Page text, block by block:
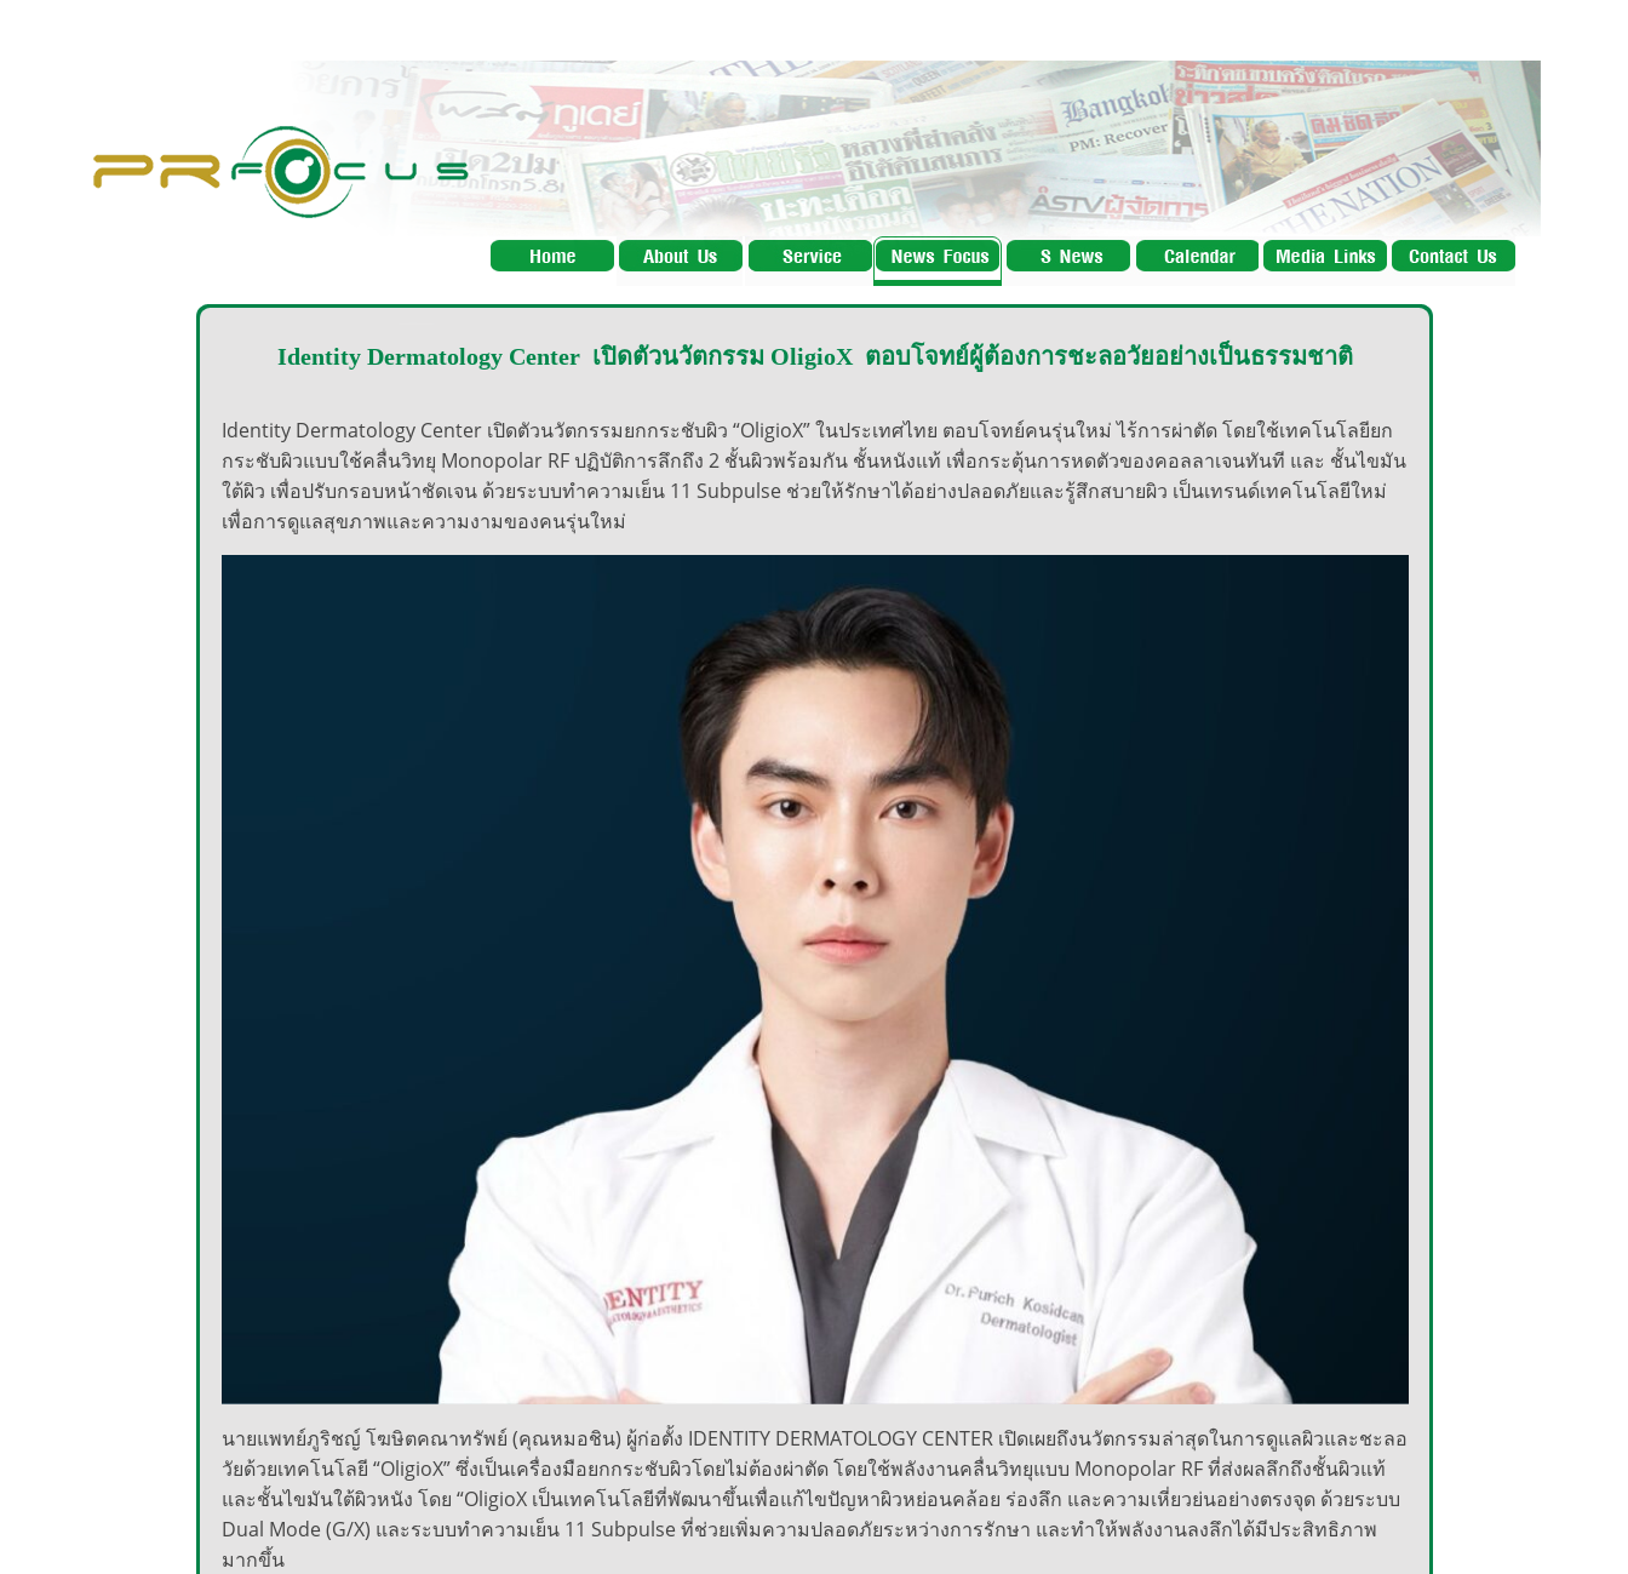
Identity Dermatology Center เปิดตัวนวัตกรรม OligioX ตอบโจทย์ผู้ต้องการชะลอวัยอย่างเป็นธรรมชาติ
Identity Dermatology Center เปิดตัวนวัตกรรมยกกระชับผิว “OligioX” ในประเทศไทย ตอบโจทย์คนรุ่นใหม่ ไร้การผ่าตัด โดยใช้เทคโนโลยียก
กระชับผิวแบบใช้คลื่นวิทยุ Monopolar RF ปฏิบัติการลึกถึง 2 ชั้นผิวพร้อมกัน ชั้นหนังแท้ เพื่อกระตุ้นการหดตัวของคอลลาเจนทันที และ ชั้นไขมัน
ใต้ผิว เพื่อปรับกรอบหน้าชัดเจน ด้วยระบบทำความเย็น 11 Subpulse ช่วยให้รักษาได้อย่างปลอดภัยและรู้สึกสบายผิว เป็นเทรนด์เทคโนโลยีใหม่
เพื่อการดูแลสุขภาพและความงามของคนรุ่นใหม่
นายแพทย์ภูริชญ์ โฆษิตคณาทรัพย์ (คุณหมอชิน) ผู้ก่อตั้ง IDENTITY DERMATOLOGY CENTER เปิดเผยถึงนวัตกรรมล่าสุดในการดูแลผิวและชะลอ
วัยด้วยเทคโนโลยี “OligioX” ซึ่งเป็นเครื่องมือยกกระชับผิวโดยไม่ต้องผ่าตัด โดยใช้พลังงานคลื่นวิทยุแบบ Monopolar RF ที่ส่งผลลึกถึงชั้นผิวแท้
และชั้นไขมันใต้ผิวหนัง โดย “OligioX เป็นเทคโนโลยีที่พัฒนาขึ้นเพื่อแก้ไขปัญหาผิวหย่อนคล้อย ร่องลึก และความเหี่ยวย่นอย่างตรงจุด ด้วยระบบ
Dual Mode (G/X) และระบบทำความเย็น 11 Subpulse ที่ช่วยเพิ่มความปลอดภัยระหว่างการรักษา และทำให้พลังงานลงลึกได้มีประสิทธิภาพ
มากขึ้น